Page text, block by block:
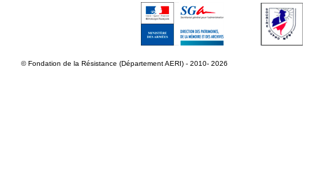
© Fondation de la Résistance (Département AERI) - 2010- 2026